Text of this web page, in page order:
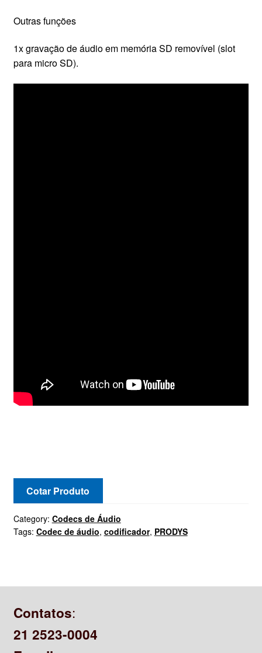
Outras funções
1x gravação de áudio em memória SD removível (slot
para micro SD).
Cotar Produto
Category: Codecs de Áudio
Tags: Codec de áudio, codificador, PRODYS
Contatos:
21 2523-0004